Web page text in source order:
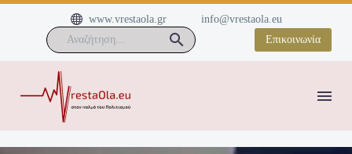

 www.vrestaola.gr
info@vrestaola.eu
Επικοινωνία